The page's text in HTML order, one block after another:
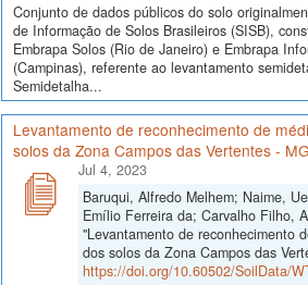
Conjunto de dados públicos do solo
de Informação de Solos Brasileiros (SISB),
Embrapa Solos (Rio de Janeiro) e Embrapa
(Campinas), referente ao levantamento
Semidetalha...
Levantamento de reconhecimento de
solos da Zona Campos das Vertentes - MG
Jul 4, 2023
Baruqui, Alfredo Melhem; Naime,
Emílio Ferreira da; Carvalho Filho,
"Levantamento de reconhecimento
dos solos da Zona Campos das
https://doi.org/10.60502/SoilData/